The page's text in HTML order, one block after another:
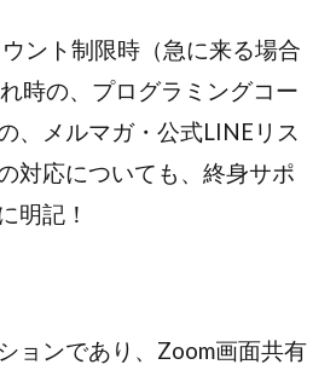
ント制限時（急に来る場合
時の、プログラミングコー
、メルマガ・公式LINEリス
対応についても、終身サポ
明記！
ョンであり、Zoom画面共有